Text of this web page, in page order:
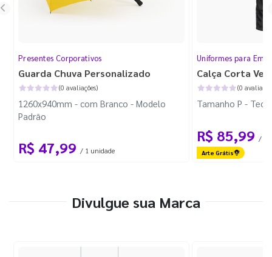
Presentes Corporativos
Guarda Chuva Personalizado
(0 avaliações)
1260x940mm - com Branco - Modelo
Padrão
R$ 47,99 / 1 unidade
Uniformes para
Calça Corta
(0
Tamanho P -
R$ 85,99 / 1
Arte Grátis
Divulgue sua Marca